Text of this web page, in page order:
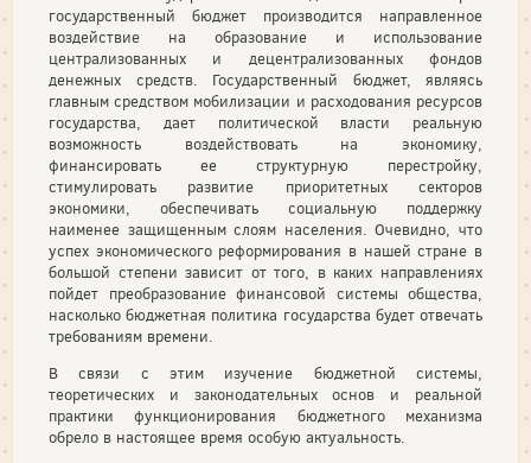
государственный бюджет производится направленное
воздействие на образование и использование
централизованных и децентрализованных фондов
денежных средств. Государственный бюджет, являясь
главным средством мобилизации и расходования ресурсов
государства, дает политической власти реальную
возможность воздействовать на экономику,
финансировать ее структурную перестройку,
стимулировать развитие приоритетных секторов
экономики, обеспечивать социальную поддержку
наименее защищенным слоям населения. Очевидно, что
успех экономического реформирования в нашей стране в
большой степени зависит от того, в каких направлениях
пойдет преобразование финансовой системы общества,
насколько бюджетная политика государства будет отвечать
требованиям времени.
В связи с этим изучение бюджетной системы,
теоретических и законодательных основ и реальной
практики функционирования бюджетного механизма
обрело в настоящее время особую актуальность.